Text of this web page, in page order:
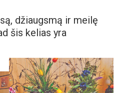
džiaugsmą ir meilę
šis kelias yra